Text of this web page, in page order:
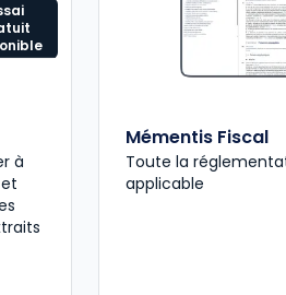
à
Mémentis Fiscal
Toute la
applicable